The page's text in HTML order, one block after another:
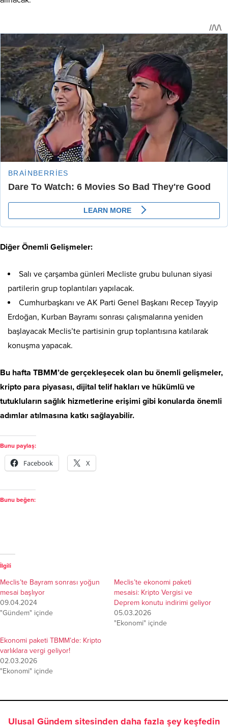
Diğer Önemli Gelişmeler:
Salı ve çarşamba günleri Mecliste grubu bulunan siyasi
partilerin grup toplantıları yapılacak.
Cumhurbaşkanı ve AK Parti Genel Başkanı Recep Tayyip
Erdoğan, Kurban Bayramı sonrası çalışmalarına yeniden
başlayacak Meclis’te partisinin grup toplantısına katılarak
konuşma yapacak.
Bu hafta TBMM’de gerçekleşecek olan bu önemli gelişmeler,
kripto para piyasası, dijital telif hakları ve hükümlü ve
tutukluların sağlık hizmetlerine erişimi gibi konularda önemli
adımlar atılmasına katkı sağlayabilir.
Bunu paylaş:
Facebook X
Bunu beğen:
İlgili
Meclis’te Bayram sonrası yoğun
mesai başlıyor
09.04.2024
"Gündem" içinde
Meclis’te ekonomi paketi
mesaisi: Kripto Vergisi ve
Deprem konutu indirimi geliyor
05.03.2026
"Ekonomi" içinde
Ekonomi paketi TBMM’de: Kripto
varlıklara vergi geliyor!
02.03.2026
"Ekonomi" içinde
Ulusal Gündem sitesinden daha fazla şey keşfedin